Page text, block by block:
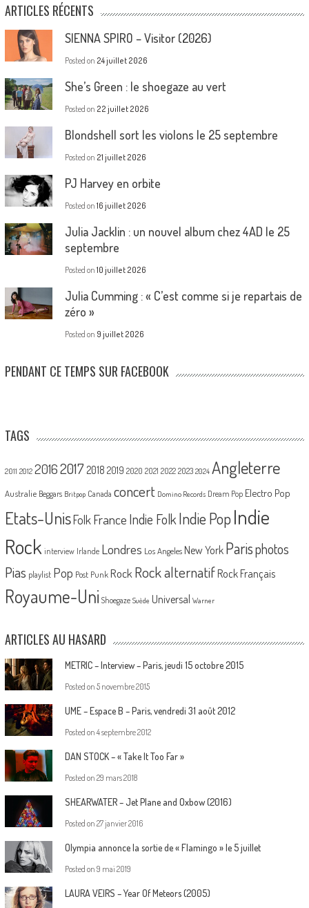
ARTICLES RÉCENTS
SIENNA SPIRO – Visitor (2026)
Posted on 24 juillet 2026
She’s Green : le shoegaze au vert
Posted on 22 juillet 2026
Blondshell sort les violons le 25 septembre
Posted on 21 juillet 2026
PJ Harvey en orbite
Posted on 16 juillet 2026
Julia Jacklin : un nouvel album chez 4AD le 25
septembre
Posted on 10 juillet 2026
Julia Cumming : « C’est comme si je repartais de
zéro »
Posted on 9 juillet 2026
PENDANT CE TEMPS SUR FACEBOOK
TAGS
2011 2012 20162017 2018 2019 2020 2021 2022 2023 2024 Angleterre
Australie Beggars Britpop Canada concert Domino Records Dream Pop Electro Pop
Etats-UnisFolk France Indie Folk Indie PopIndie
Rock interview Irlande Londres Los Angeles New York Parisphotos
Pias playlist Pop Post Punk Rock Rock alternatif Rock Français
Royaume-Uni Shoegaze Suède Universal Warner
ARTICLES AU HASARD
METRIC – Interview – Paris, jeudi 15 octobre 2015
Posted on 5 novembre 2015
UME – Espace B – Paris, vendredi 31 août 2012
Posted on 4 septembre 2012
DAN STOCK – « Take It Too Far »
Posted on 29 mars 2018
SHEARWATER – Jet Plane and Oxbow (2016)
Posted on 27 janvier 2016
Olympia annonce la sortie de « Flamingo » le 5 juillet
Posted on 9 mai 2019
LAURA VEIRS – Year Of Meteors (2005)